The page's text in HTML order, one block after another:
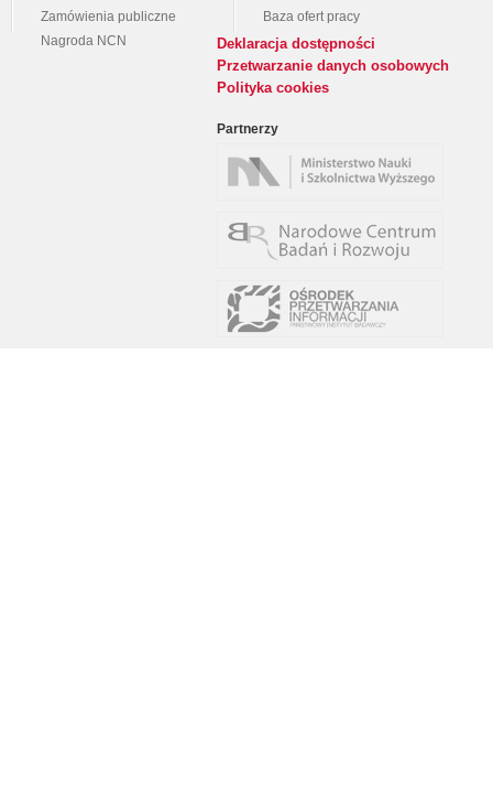
Zamówienia publiczne
Nagroda NCN
Baza ofert pracy
Deklaracja dostępności
Przetwarzanie danych osobowych
Polityka cookies
Partnerzy